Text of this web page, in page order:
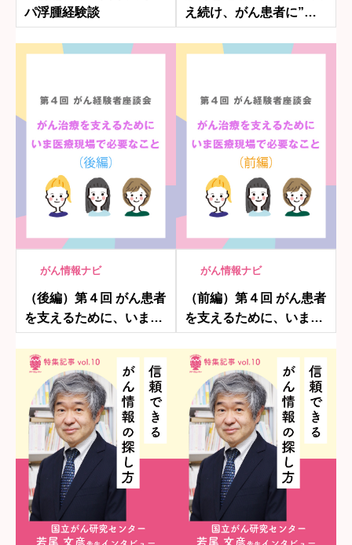
パ浮腫経験談
え続け、がん患者に”体
の動かし方”を教える〜
一般社団法人キャンサー
がん情報ナビ
（後編）第４回 がん患者
を支えるために、いま医
療現場で必要なこと
がん情報ナビ
（前編）第４回 がん患者
を支えるために、いま医
療現場で必要なこと